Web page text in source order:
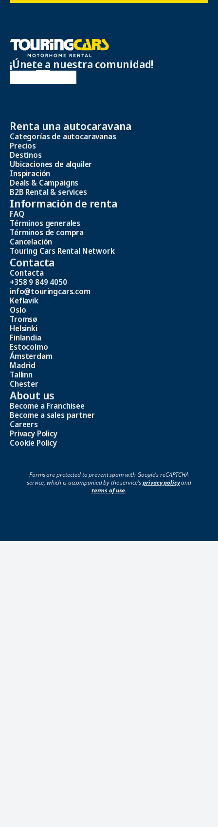
¡Únete a nuestra comunidad!
Renta una autocaravana
Categorías de autocaravanas
Precios
Destinos
Ubicaciones de alquiler
Inspiración
Deals & Campaigns
B2B Rental & services
Información de renta
FAQ
Términos generales
Términos de compra
Cancelación
Touring Cars Rental Network
Contacta
Contacta
+358 9 849 4050
info@touringcars.com
Keflavik
Oslo
Tromsø
Helsinki
Finlandia
Estocolmo
Ámsterdam
Madrid
Tallinn
Chester
About us
Become a Franchisee
Become a sales partner
Careers
Privacy Policy
Cookie Policy
Forms are protected to prevent spam with Google's reCAPTCHA
service, which is accompanied by the service'sprivacy policyand
terms of use.